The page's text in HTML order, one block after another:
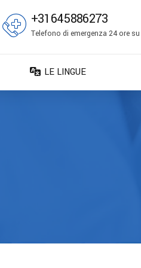
+31645886273
Telefono di emergenza 24 ore
LE LINGUE